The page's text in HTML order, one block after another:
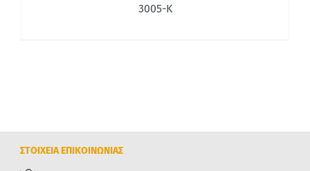
3005-Κ
ΣΤΟΙΧΕΙΑ ΕΠΙΚΟΙΝΩΝΙΑΣ